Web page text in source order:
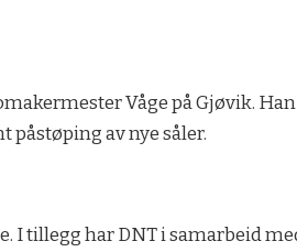
Våge på Gjøvik.
påstøping av nye såler.
tillegg har DNT i samarbeid